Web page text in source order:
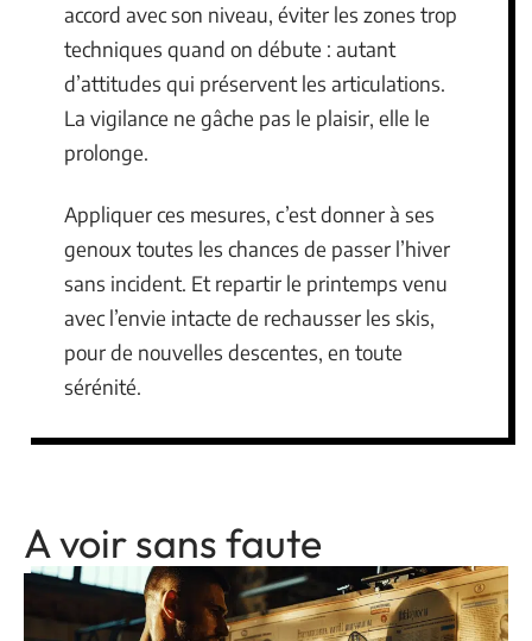
accord avec son niveau, éviter les zones trop
techniques quand on débute : autant
d’attitudes qui préservent les articulations.
La vigilance ne gâche pas le plaisir, elle le
prolonge.
Appliquer ces mesures, c’est donner à ses
genoux toutes les chances de passer l’hiver
sans incident. Et repartir le printemps venu
avec l’envie intacte de rechausser les skis,
pour de nouvelles descentes, en toute
sérénité.
A voir sans faute